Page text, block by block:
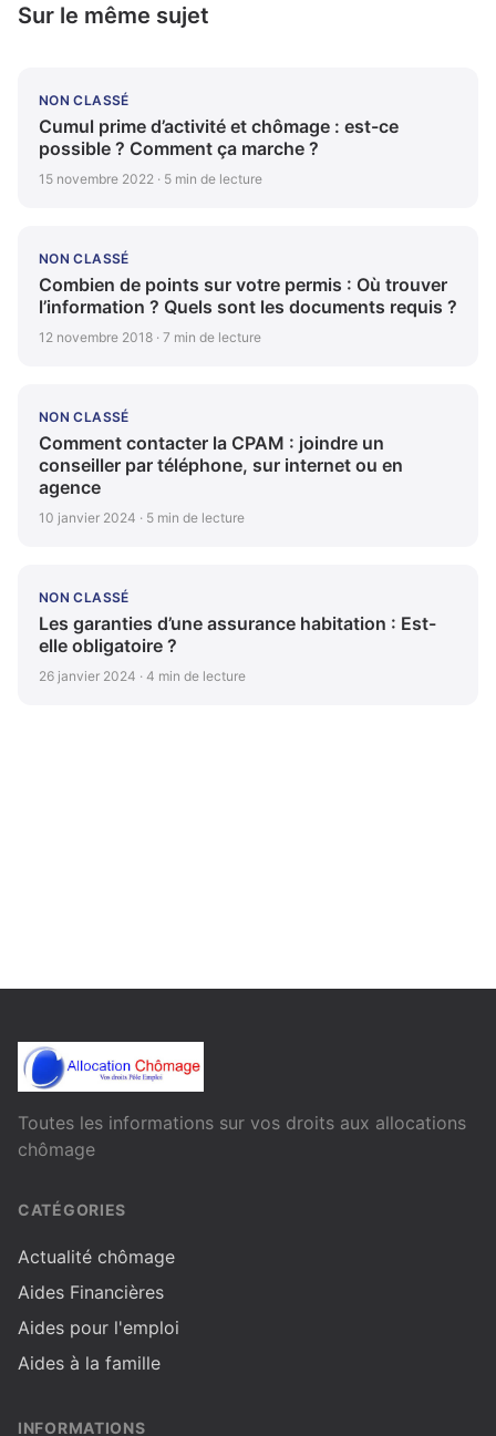
Sur le même sujet
NON CLASSÉ
Cumul prime d’activité et chômage : est-ce
possible ? Comment ça marche ?
15 novembre 2022 · 5 min de lecture
NON CLASSÉ
Combien de points sur votre permis : Où trouver
l’information ? Quels sont les documents requis ?
12 novembre 2018 · 7 min de lecture
NON CLASSÉ
Comment contacter la CPAM : joindre un
conseiller par téléphone, sur internet ou en
agence
10 janvier 2024 · 5 min de lecture
NON CLASSÉ
Les garanties d’une assurance habitation : Est-
elle obligatoire ?
26 janvier 2024 · 4 min de lecture
Toutes les informations sur vos droits aux allocations
chômage
CATÉGORIES
Actualité chômage
Aides Financières
Aides pour l'emploi
Aides à la famille
INFORMATIONS